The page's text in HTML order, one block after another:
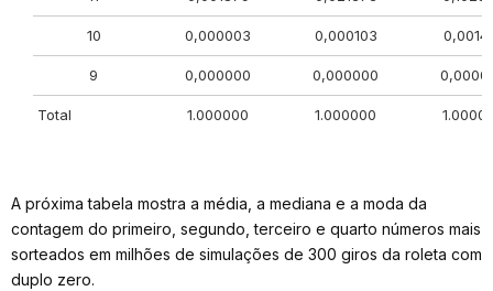
10 0,000003 0,000103
9 0,000000 0,000000
Total 1.000000 1.000000
A próxima tabela mostra a média, a mediana e a moda da
contagem do primeiro, segundo, terceiro e quarto números mais
sorteados em milhões de simulações de 300 giros da roleta com
duplo zero.